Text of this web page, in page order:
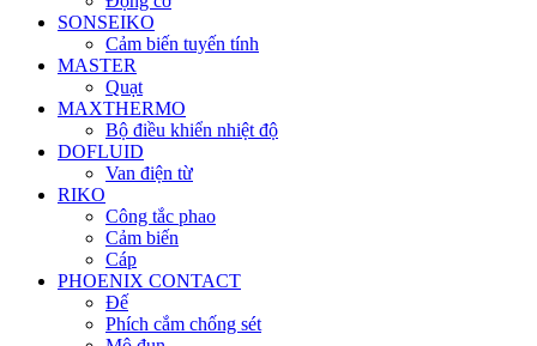
SONSEIKO
Cảm biến tuyến tính
MASTER
Quạt
MAXTHERMO
Bộ điều khiển nhiệt độ
DOFLUID
Van điện từ
RIKO
Công tắc phao
Cảm biến
Cáp
PHOENIX CONTACT
Đế
Phích cắm chống sét